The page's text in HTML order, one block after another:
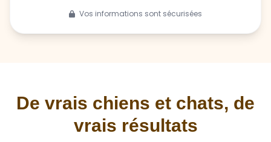
Vos informations sont sécurisées
De vrais chiens et chats, de
vrais résultats